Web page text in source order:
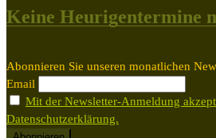
Keine Heurigentermine
Abonnieren Sie unseren monatlichen
Email
Mit der Newsletter-Anmeldung
Datenschutzerklärung.